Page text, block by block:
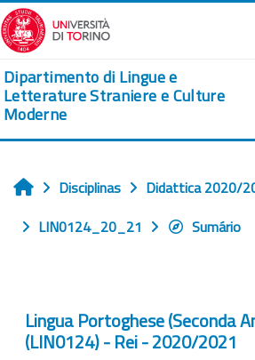
Ir para o conteúdo principal
Dipartimento di Lingue e
Letterature Straniere e Culture
Moderne
Início
Disciplinas
Didattica 2020/
LIN0124_20_21
Sumário
Lingua Portoghese (Seconda
(LIN0124) - Rei - 2020/2021